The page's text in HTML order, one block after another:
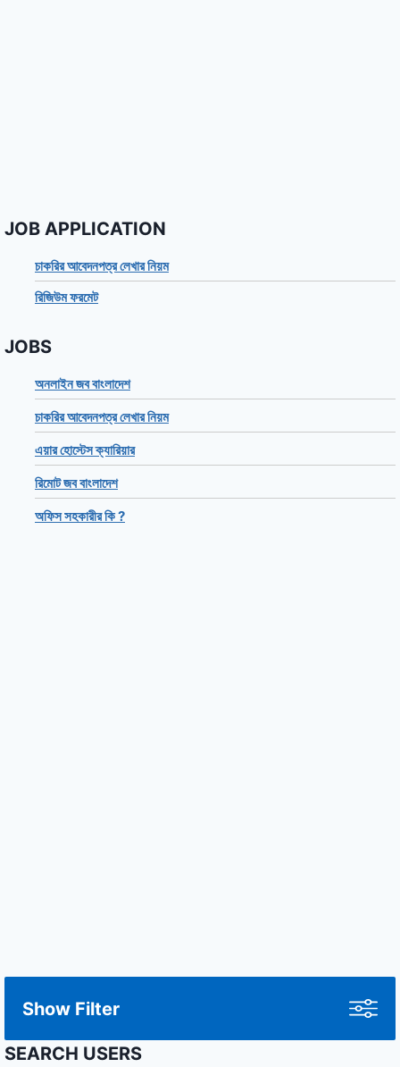
JOB APPLICATION
চাকরির আবেদনপত্র লেখার নিয়ম
রিজিউম ফরমেট
JOBS
অনলাইন জব বাংলাদেশ
চাকরির আবেদনপত্র লেখার নিয়ম
এয়ার হোস্টেস ক্যারিয়ার
রিমোট জব বাংলাদেশ
অফিস সহকারীর কি ?
Show Filter
SEARCH USERS